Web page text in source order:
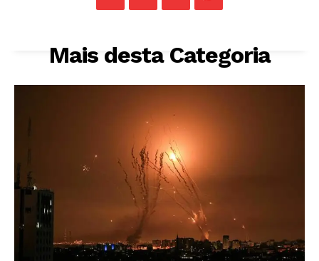
Mais desta Categoria